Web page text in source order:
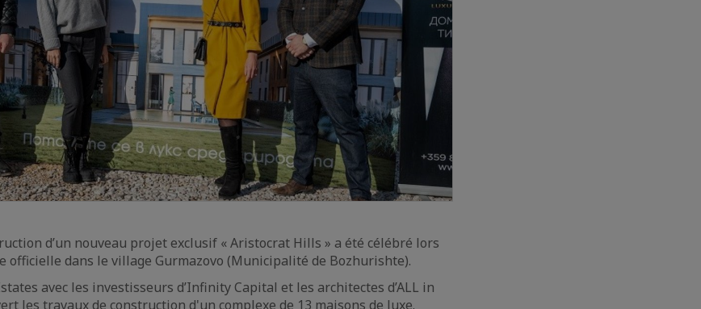
d’un nouveau projet exclusif « Aristocrat Hills » a été célébré lors
officielle dans le village Gurmazovo (Municipalité de Bozhurishte).
avec les investisseurs d’Infinity Capital et les architectes d’ALL in
les travaux de construction d'un complexe de 13 maisons de luxe.